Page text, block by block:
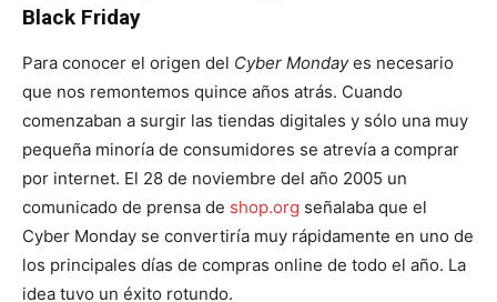
Black Friday
Para conocer el origen del Cyber Mondayes necesario
que nos remontemos quince años atrás. Cuando
comenzaban a surgir las tiendas digitales y sólo una muy
pequeña minoría de consumidores se atrevía a comprar
por internet. El 28 de noviembre del año 2005 un
comunicado de prensa de shop.org señalaba que el
Cyber Monday se convertiría muy rápidamente en uno de
los principales días de compras online de todo el año. La
idea tuvo un éxito rotundo.